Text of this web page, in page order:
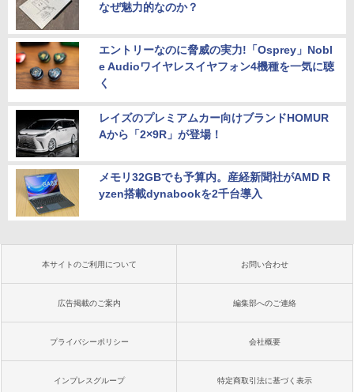
なぜ魅力的なのか？
エントリーなのに脅威の実力!「Osprey」Nobl
e Audioワイヤレスイヤフォン4機種を一気に聴
く
レイズのプレミアムカー向けブランドHOMUR
Aから「2×9R」が登場！
メモリ32GBでも予算内。産経新聞社がAMD R
yzen搭載dynabookを2千台導入
本サイトのご利用について お問い合わせ
広告掲載のご案内 編集部へのご連絡
プライバシーポリシー 会社概要
インプレスグループ 特定商取引法に基づく表示